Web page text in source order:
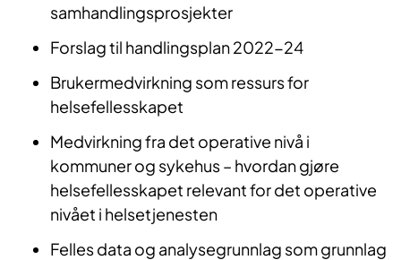
samhandlingsprosjekter
Forslag til handlingsplan 2022-24
Brukermedvirkning som ressurs for
helsefellesskapet
Medvirkning fra det operative nivå i
kommuner og sykehus – hvordan gjøre
helsefellesskapet relevant for det operative
nivået i helsetjenesten
Felles data og analysegrunnlag som grunnlag